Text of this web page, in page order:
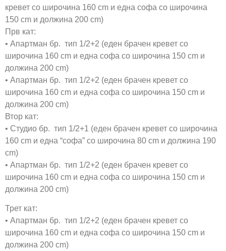
кревет со широчина 160 cm и една софа со широчина
150 cm и должина 200 cm)
Прв кат:
• Апартман бр. тип 1/2+2 (еден брачен кревет со
широчина 160 cm и една софа со широчина 150 cm и
должина 200 cm)
• Апартман бр. тип 1/2+2 (еден брачен кревет со
широчина 160 cm и една софа со широчина 150 cm и
должина 200 cm)
Втор кат:
• Студио бр. тип 1/2+1 (еден брачен кревет со широчина
160 cm и една “софа” со широчина 80 cm и должина 190
cm)
• Апартман бр. тип 1/2+2 (еден брачен кревет со
широчина 160 cm и една софа со широчина 150 cm и
должина 200 cm)
Трет кат:
• Апартман бр. тип 1/2+2 (еден брачен кревет со
широчина 160 cm и една софа со широчина 150 cm и
должина 200 cm)